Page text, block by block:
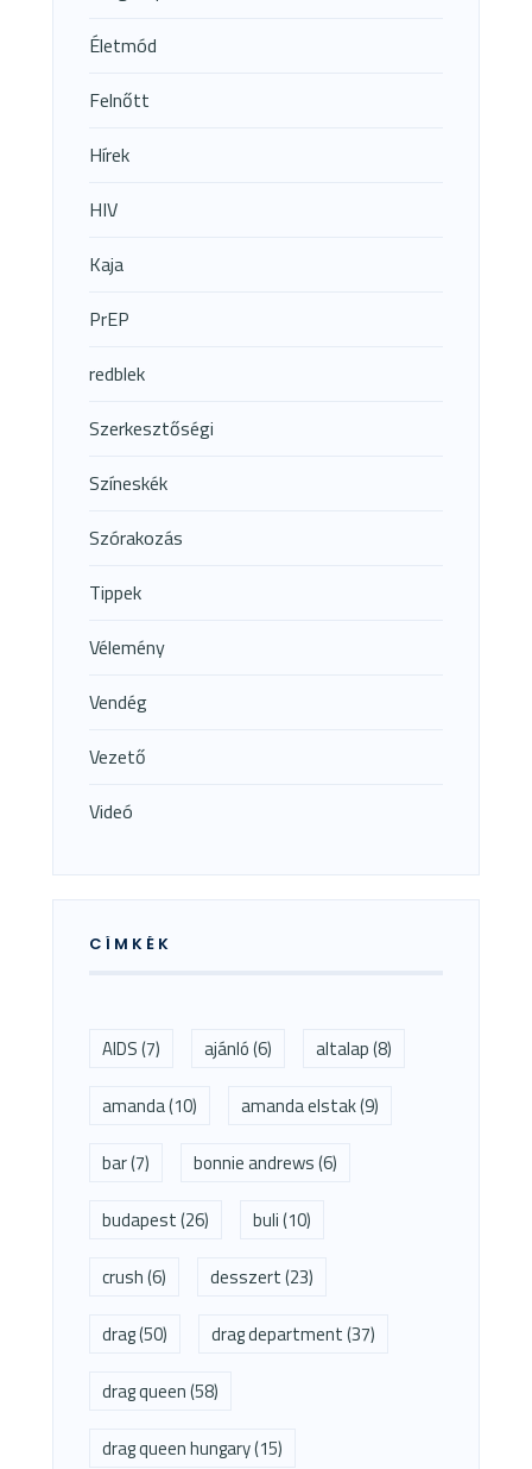
Életmód
Felnőtt
Hírek
HIV
Kaja
PrEP
redblek
Szerkesztőségi
Színeskék
Szórakozás
Tippek
Vélemény
Vendég
Vezető
Videó
CÍMKÉK
AIDS(7) ajánló(6) altalap(8)
amanda(10) amanda elstak(9)
bar(7) bonnie andrews(6)
budapest(26) buli(10)
crush(6) desszert(23)
drag(50) drag department(37)
drag queen(58)
drag queen hungary(15)